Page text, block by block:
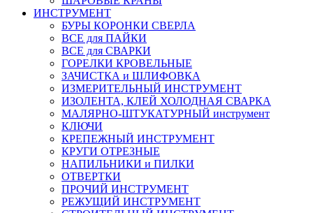
ИНСТРУМЕНТ
БУРЫ КОРОНКИ СВЕРЛА
ВСЕ для ПАЙКИ
ВСЕ для СВАРКИ
ГОРЕЛКИ КРОВЕЛЬНЫЕ
ЗАЧИСТКА и ШЛИФОВКА
ИЗМЕРИТЕЛЬНЫЙ ИНСТРУМЕНТ
ИЗОЛЕНТА, КЛЕЙ ХОЛОДНАЯ СВАРКА
МАЛЯРНО-ШТУКАТУРНЫЙ инструмент
КЛЮЧИ
КРЕПЕЖНЫЙ ИНСТРУМЕНТ
КРУГИ ОТРЕЗНЫЕ
НАПИЛЬНИКИ и ПИЛКИ
ОТВЕРТКИ
ПРОЧИЙ ИНСТРУМЕНТ
РЕЖУЩИЙ ИНСТРУМЕНТ